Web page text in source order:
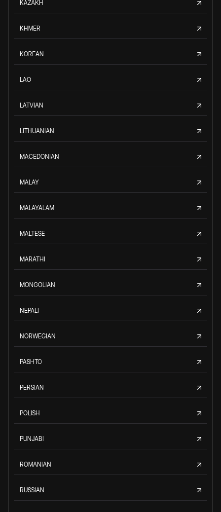
KAZAKH
KHMER
KOREAN
LAO
LATVIAN
LITHUANIAN
MACEDONIAN
MALAY
MALAYALAM
MALTESE
MARATHI
MONGOLIAN
NEPALI
NORWEGIAN
PASHTO
PERSIAN
POLISH
PUNJABI
ROMANIAN
RUSSIAN